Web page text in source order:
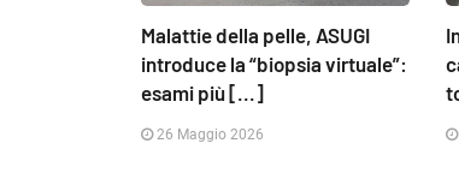
Malattie della pelle, ASUGI
introduce la “biopsia virtuale”:
esami più [...]
26 Maggio 2026